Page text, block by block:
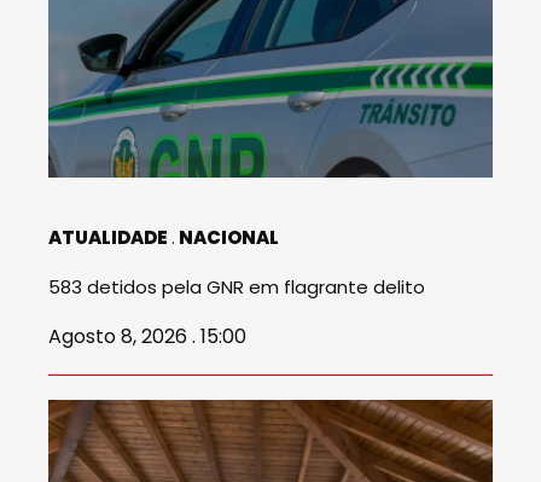
ATUALIDADE NACIONAL
583 detidos pela GNR em flagrante delito
Agosto 8, 2026 . 15:00